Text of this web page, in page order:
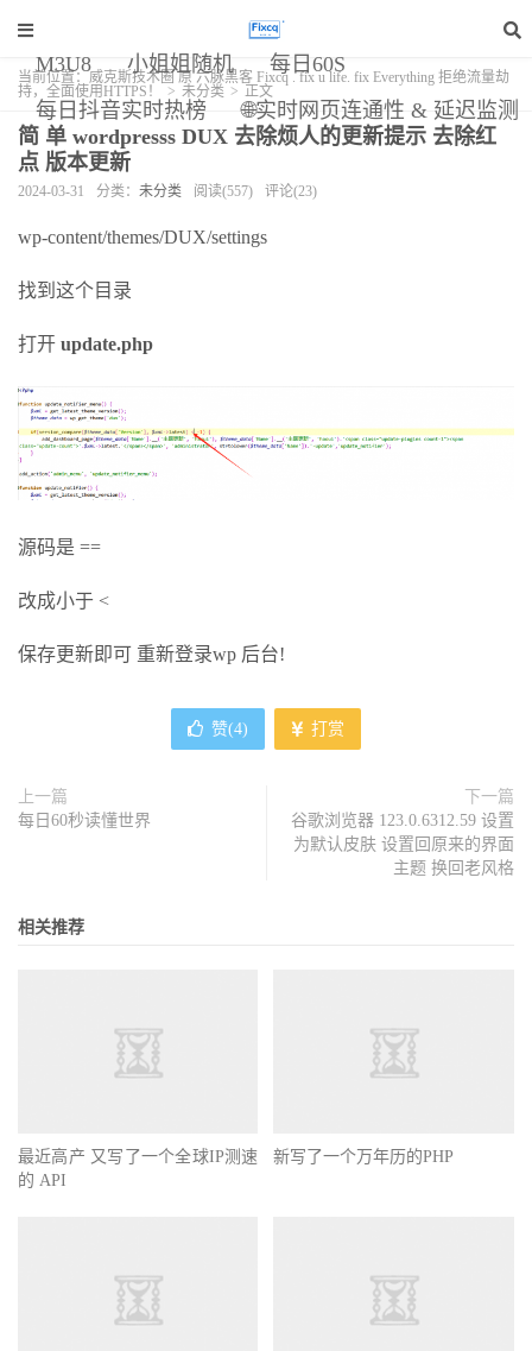
M3U8 小姐姐随机
每日60S
每日抖音实时热榜
🌐实时网页连通性 & 延迟监测
当前位置： 威克斯技术圈 原 六脉黑客 Fixcq . fix u life. fix Everything 拒绝流量劫
持，全面使用HTTPS！
> 未分类 > 正文
简 单 wordpresss DUX 去除烦人的更新提示 去除红
点 版本更新
2024-03-31 分类： 未分类 阅读(557) 评论(23)
wp-content/themes/DUX/settings
找到这个目录
打开 update.php
源码是 ==
改成小于 <
保存更新即可 重新登录wp 后台!
赞(4) 打赏
上一篇
每日60秒读懂世界
下一篇
谷歌浏览器 123.0.6312.59 设置
为默认皮肤 设置回原来的界面
主题 换回老风格
相关推荐
最近高产 又写了一个全球IP测速
的 API
新写了一个万年历的PHP